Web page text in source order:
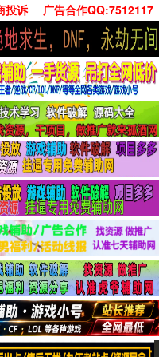
投诉 广告合作QQ:7512117